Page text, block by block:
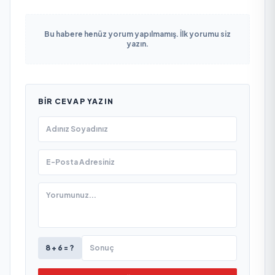
Bu habere henüz yorum yapılmamış. İlk yorumu siz
yazın.
BIR CEVAP YAZIN
8 + 6 = ?